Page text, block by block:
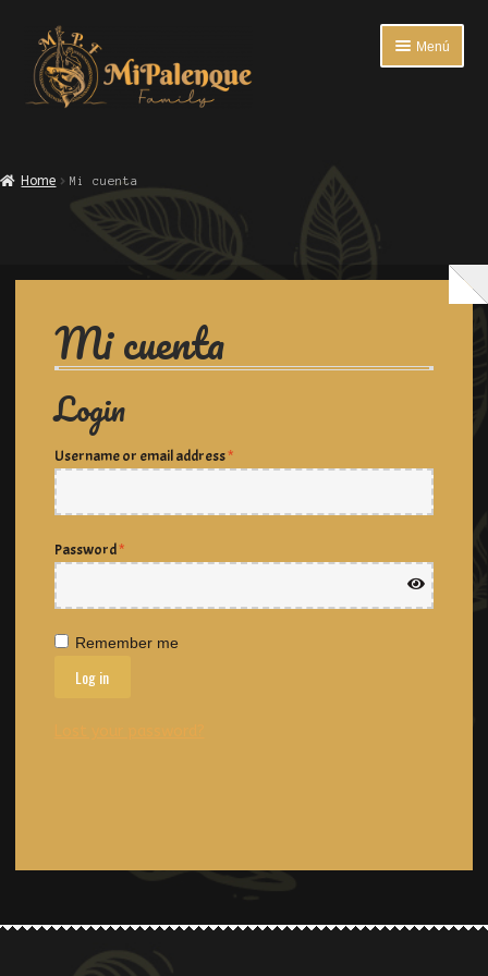
Menú
ACOMPAÑANTES
ENCUESTA DE SATISFACCIÓN
Home Mi cuenta
Mi cuenta
Login
Username or email address*
Password*
Remember me
Log in